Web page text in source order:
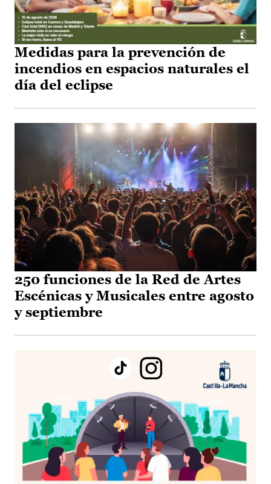
Medidas para la prevención de
incendios en espacios naturales el
día del eclipse
250 funciones de la Red de Artes
Escénicas y Musicales entre agosto
y septiembre